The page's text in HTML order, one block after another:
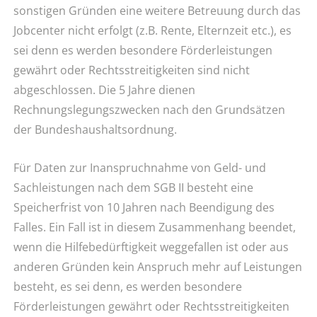
sonstigen Gründen eine weitere Betreuung durch das
Jobcenter nicht erfolgt (z.B. Rente, Elternzeit etc.), es
sei denn es werden besondere Förderleistungen
gewährt oder Rechtsstreitigkeiten sind nicht
abgeschlossen. Die 5 Jahre dienen
Rechnungslegungszwecken nach den Grundsätzen
der Bundeshaushaltsordnung.
Für Daten zur Inanspruchnahme von Geld- und
Sachleistungen nach dem SGB II besteht eine
Speicherfrist von 10 Jahren nach Beendigung des
Falles. Ein Fall ist in diesem Zusammenhang beendet,
wenn die Hilfebedürftigkeit weggefallen ist oder aus
anderen Gründen kein Anspruch mehr auf Leistungen
besteht, es sei denn, es werden besondere
Förderleistungen gewährt oder Rechtsstreitigkeiten